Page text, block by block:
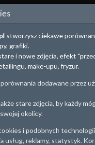
-
zdjęć, map i fotografii
na przestrzeni czasu.
uchwycić ujęcie z tej
lat temu lub w ciekawy
detailingu, a nawet
Dodaj stare zdjęcie
stworzysz ciekawe
grafiki.
i nowe zdjęcia, efekt
make-upu, fryzur.
porównania dodawane przez
stare zdjęcia, by każdy
okolicy.
i podobnych
usług, reklamy, statystyk.